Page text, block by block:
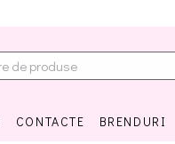
CONTACTE BRENDURI